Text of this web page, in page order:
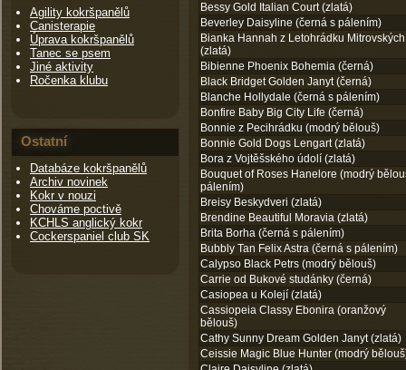
Agility kokršpanělů
Canisterapie
Úprava kokršpanělů
Tanec se psem
Jiné aktivity
Ročenka klubu
Ostatní
Databáze kokršpanělů
Archiv novinek
Kokr v nouzi
Chováme poctivě
KCHLS anglický kokr
Cockerspaniel club SK
Bessy Gold Italian Court (zlatá)
Beverley Daisyline (černá s pálením)
Bianka Hannah z Letohrádku Mitrovských
(zlatá)
Bibienne Phoenix Bohemia (černá)
Black Bridget Golden Janyt (černá)
Blanche Hollydale (černá s pálením)
Bonfire Baby Big City Life (černá)
Bonnie z Pecihrádku (modrý bělouš)
Bonnie Gold Dogs Lengart (zlatá)
Bora z Vojtěšského údolí (zlatá)
Bouquet of Roses Hanelore (modrý
pálením)
Breisy Beskydveri (zlatá)
Brendine Beautiful Moravia (zlatá)
Brita Borha (černá s pálením)
Bubbly Tan Felix Astra (černá s pálením)
Calypso Black Petrs (modrý bělouš)
Carrie od Bukové studánky (černá)
Casiopea u Kolejí (zlatá)
Cassiopeia Classy Ebonira (oranžový
bělouš)
Cathy Sunny Dream Golden Janyt (zlatá)
Ceissie Magic Blue Hunter (modrý